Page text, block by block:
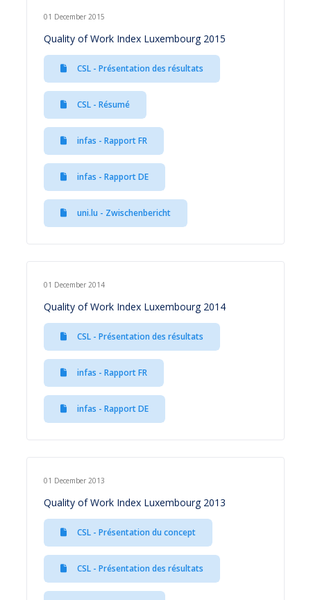
01 December 2015
Quality of Work Index Luxembourg 2015
CSL - Présentation des résultats
CSL - Résumé
infas - Rapport FR
infas - Rapport DE
uni.lu - Zwischenbericht
01 December 2014
Quality of Work Index Luxembourg 2014
CSL - Présentation des résultats
infas - Rapport FR
infas - Rapport DE
01 December 2013
Quality of Work Index Luxembourg 2013
CSL - Présentation du concept
CSL - Présentation des résultats